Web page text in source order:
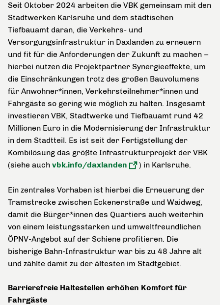
Seit Oktober 2024 arbeiten die VBK gemeinsam mit den
Stadtwerken Karlsruhe und dem städtischen
Tiefbauamt daran, die Verkehrs- und
Versorgungsinfrastruktur in Daxlanden zu erneuern
und fit für die Anforderungen der Zukunft zu machen –
hierbei nutzen die Projektpartner Synergieeffekte, um
die Einschränkungen trotz des großen Bauvolumens
für Anwohner*innen, Verkehrsteilnehmer*innen und
Fahrgäste so gering wie möglich zu halten. Insgesamt
investieren VBK, Stadtwerke und Tiefbauamt rund 42
Millionen Euro in die Modernisierung der Infrastruktur
in dem Stadtteil. Es ist seit der Fertigstellung der
Kombilösung das größte Infrastrukturprojekt der VBK
(siehe auch vbk.info/daxlanden ) in Karlsruhe.
Ein zentrales Vorhaben ist hierbei die Erneuerung der
Tramstrecke zwischen Eckenerstraße und Waidweg,
damit die Bürger*innen des Quartiers auch weiterhin
von einem leistungsstarken und umweltfreundlichen
ÖPNV-Angebot auf der Schiene profitieren. Die
bisherige Bahn-Infrastruktur war bis zu 48 Jahre alt
und zählte damit zu der ältesten im Stadtgebiet.
Barrierefreie Haltestellen erhöhen Komfort für
Fahrgäste